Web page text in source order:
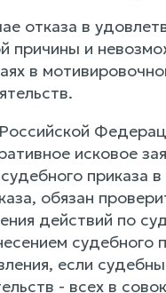
отказа в
причины и
в
исковое
приказа
обязан
действий по
судебного
если
- всех в